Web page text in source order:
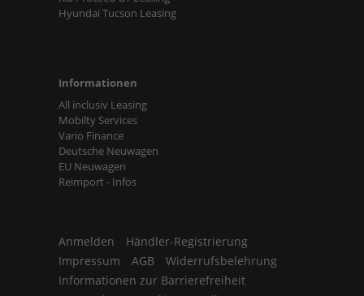
Hyundai Tucson Leasing
Informationen
All inclusiv Leasing
Mobilty Services
Vario Finance
Deutsche Neuwagen
EU Neuwagen
Reimport - Infos
Anmelden
Händler-Registrierung
Impressum
AGB
Widerrufsbelehrung
Informationen zur Barrierefreiheit